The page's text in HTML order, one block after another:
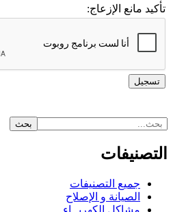
تأكيد مانع الإزعاج:
التصنيفات
جميع التصنيفات
الصيانة و الإصلاح